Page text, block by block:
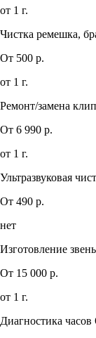
от 1 г.
Чистка ремешка,
От 500 р.
от 1 г.
Ремонт/замена
От 6 990 р.
от 1 г.
Ультразвуковая
От 490 р.
нет
Изготовление
От 15 000 р.
от 1 г.
Диагностика часов